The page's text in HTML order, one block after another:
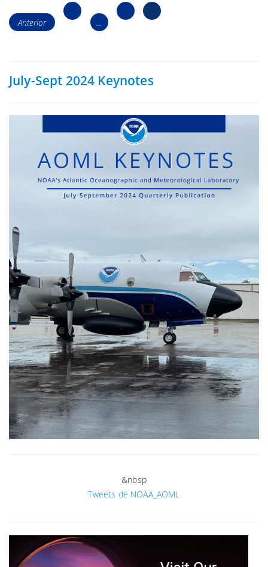
Navegación
deAnterior
Página
…
Página10Página11
July-Sept 2024 Keynotes
&nbsp
Tweets de NOAA_AOML